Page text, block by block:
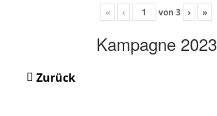
« ‹ von 3 › »
Kampagne 2023
Zurück